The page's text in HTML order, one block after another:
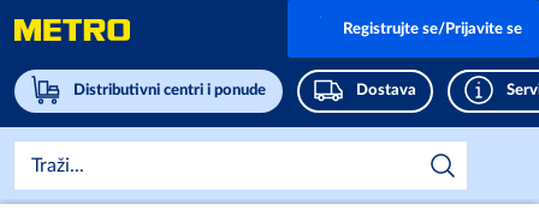
Distributivni centri i ponude Dostava
Registrujte se/Prijavite se